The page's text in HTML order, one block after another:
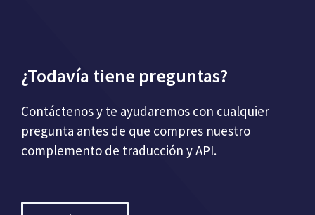
¿Todavía tiene preguntas?
Contáctenos y te ayudaremos con cualquier
pregunta antes de que compres nuestro
complemento de traducción y API.